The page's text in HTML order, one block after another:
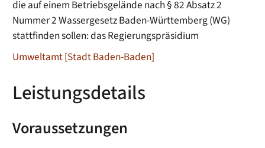
die auf einem Betriebsgelände nach § 82 Absatz 2
Nummer 2 Wassergesetz Baden-Württemberg (WG)
stattfinden sollen: das Regierungspräsidium
Umweltamt [Stadt Baden-Baden]
Leistungsdetails
Voraussetzungen